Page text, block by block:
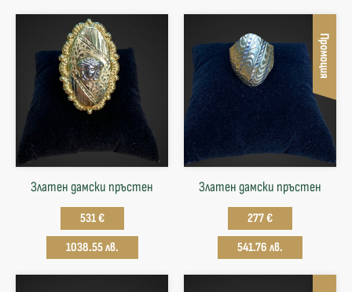
Златен дамски пръстен
531 €
1038.55 лв.
Промоция
Златен дамски пръстен
277 €
541.76 лв.